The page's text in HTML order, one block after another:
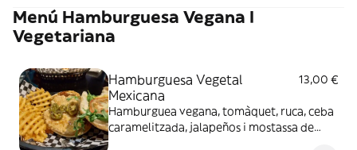
Menú Hamburguesa Vegana I
Vegetariana
Hamburguesa Vegetal
Mexicana
13,00 €
Hamburguea vegana, tomàquet, ruca, ceba
caramelitzada, jalapeños i mostassa de